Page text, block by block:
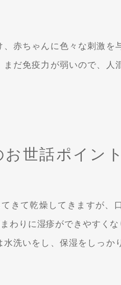
赤ちゃんに色々な刺激を
だ免疫力が弱いので、人
世話ポイント
きて乾燥してきますが、
わりに湿疹ができやすくな
洗いをし、保湿をしっか